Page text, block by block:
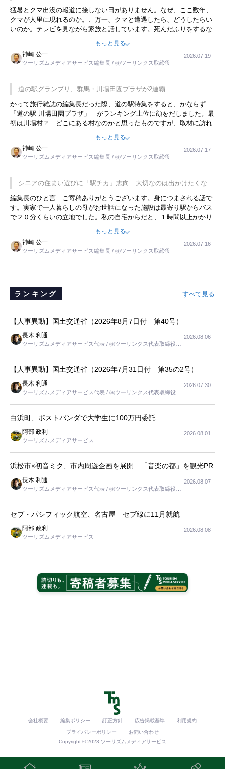
開催
猛暑とクマ出没の報道に接しない日がありません。なぜ、ここ数年、
クマが人里に現れるのか。、万一、クマと遭遇したら、どうしたらい
いのか。テレビを見ながら家族と話しています。死んだふりをするな
んてことは、冗談でもいえません。そんな中で、この企画展はタイム
もっと見る
神崎 公一
ツーリズムメディアサービス編集長 / ㈱ツーリンクス取締役
2026.07.19
道の駅グランプリ、群馬・川場田園プラザが2連覇
かって旅行雑誌の編集長だった際、道の駅特集をすると、かならず
「道の駅 川場田園プラザ」 がランキング上位に顔をだしました。最
初は川場村？ どこにある村なのかと思ったものですが、取材に訪れ
永井 彰一社長にインタビューしたら、興味深い話が次々が飛び出しま
した。プレゼンも巧みで、今でも思い出すことが２つあります。一つ
は、従業員に東京ディズニーランドを見学させ、サービス業、接客業
の何かを理解してもらっていることです。 もう一つは1800円もする
プレミアムヨーグルトを販売するにあたり、社内に懸念もあったそう
です。永井社長は、駐車場に都内ナンバーの高級外車が停まっている
ことに目をつけ、高級商品でも売れると確信したそうです。今回の記
事を懐かしく読みました。
もっと見る
神崎 公一
ツーリズムメディアサービス編集長 / ㈱ツーリンクス取締役
2026.07.17
シニアの住まい選びに「駅チカ」志向 大切なのは出かけたくなる
暮らし
編集長のひと言 ご寄稿ありがとうございます。身につまされる話で
す。実家で一人暮らしの母がお世話になった施設は最寄り駅からバス
で２０分くらいの立地でした。私の自宅からだと、１時間以上かかり
ました。母の住まいから近いという理由で、その施設を選択したので
すが、私と妹にとっては、半日仕事ででした。シニアの住まい選び
は、当人だけではなく、世話をする家族の足の便も考えない外池ない
と思いました。
もっと見る
神崎 公一
ツーリズムメディアサービス編集長 / ㈱ツーリンクス取締役
2026.07.16
ランキング すべて見る
【人事異動】国土交通省（2026年8月7日付 第40号）
長木 利通
ツーリズムメディアサービス代表 / ㈱ツーリンクス代表取締役社
2026.08.06
【人事異動】国土交通省（2026年7月31日付 第35の2号）
長木 利通
ツーリズムメディアサービス代表 / ㈱ツーリンクス代表取締役社
2026.07.30
白浜町、ポストパンダで大学生に100万円委託
阿部 政利
ツーリズムメディアサービス
2026.08.01
浜松市×初音ミク、市内周遊企画を展開 「音楽の都」を観光PR
長木 利通
ツーリズムメディアサービス代表 / ㈱ツーリンクス代表取締役社
2026.08.07
セブ・パシフィック航空、名古屋―セブ線に11月就航
阿部 政利
ツーリズムメディアサービス
2026.08.08
会社概要 編集ポリシー 訂正方針 広告掲載基準 利用規約
プライバシーポリシー
お問い合わせ
Copyright © 2023 ツーリズムメディアサービス